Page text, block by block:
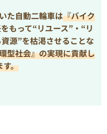
た自動二輪車は『バイク
もって“リユース”・“リ
源”を枯渇させることな
型社会』の実現に貢献し
す。